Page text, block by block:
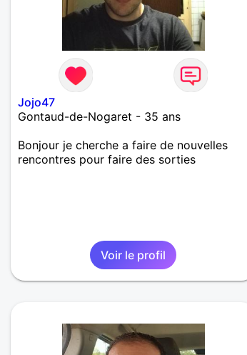
Jojo47
Gontaud-de-Nogaret - 35 ans
Bonjour je cherche a faire de nouvelles
rencontres pour faire des sorties
Voir le profil